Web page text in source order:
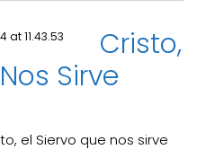
Cristo,
Sirve
el Siervo que nos sirve